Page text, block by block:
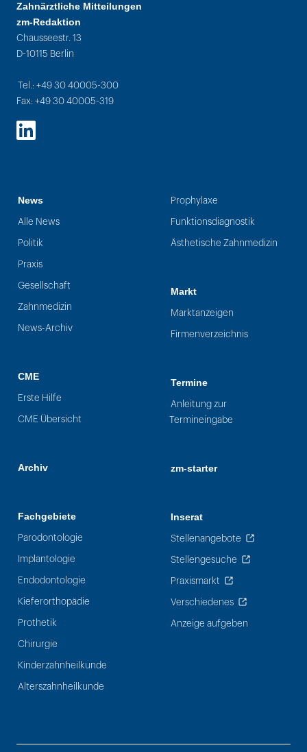
Zahnärztliche Mitteilungen
zm-Redaktion
Chausseestr. 13
D-10115 Berlin
Tel.: +49 30 40005-300
Fax: +49 30 40005-319
LinkedIn
News
Alle News
Politik
Praxis
Gesellschaft
Zahnmedizin
News-Archiv
CME
Erste Hilfe
CME Übersicht
Archiv
Fachgebiete
Parodontologie
Implantologie
Endodontologie
Kieferorthopädie
Prothetik
Chirurgie
Kinderzahnheilkunde
Alterszahnheilkunde
Prophylaxe
Funktionsdiagnostik
Ästhetische Zahnmedizin
Markt
Marktanzeigen
Firmenverzeichnis
Termine
Anleitung zur
Termineingabe
zm-starter
Inserat
Stellenangebote
Stellengesuche
Praxismarkt
Verschiedenes
Anzeige aufgeben